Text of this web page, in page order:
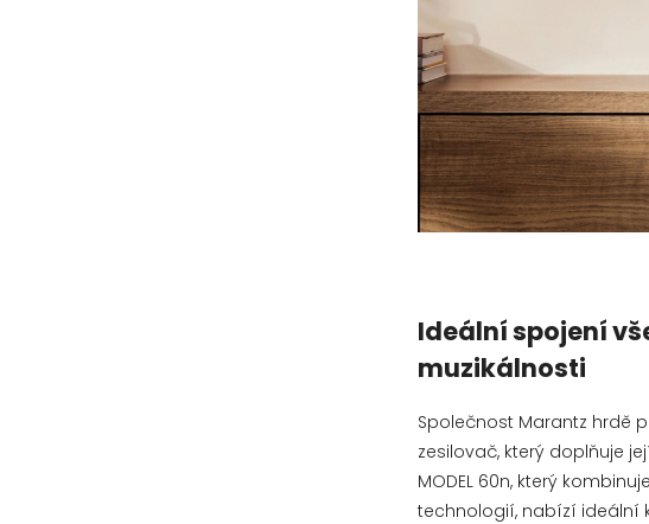
Ideální spojení
muzikálnosti
Společnost Marantz hrdě
zesilovač, který doplňuje
MODEL 60n, který
technologií, nabízí ideální